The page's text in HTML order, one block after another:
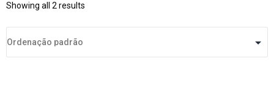
Showing all 2 results